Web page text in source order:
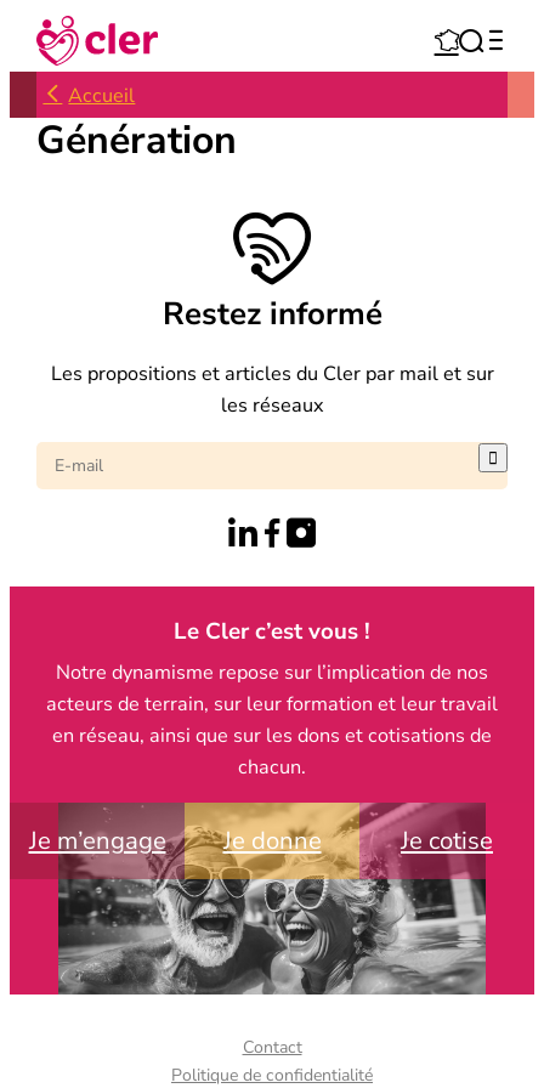
Aller
contenu
 
Accueil
Génération
Restez informé
Les propositions et articles du Cler par mail et sur
les réseaux

Le Cler c’est vous !
Notre dynamisme repose sur l’implication de nos
acteurs de terrain, sur leur formation et leur travail
en réseau, ainsi que sur les dons et cotisations de
chacun.
Je m’engage Je donne Je cotise
Contact
Politique de confidentialité